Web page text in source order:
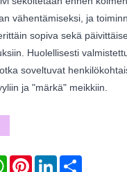
vähentämiseksi, ja
sopiva sekä
Huolellisesti
soveltuvat
ja "märkä" meikkiin.
WhatsAppPinterestLinkedIn